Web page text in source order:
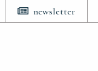
newsletter